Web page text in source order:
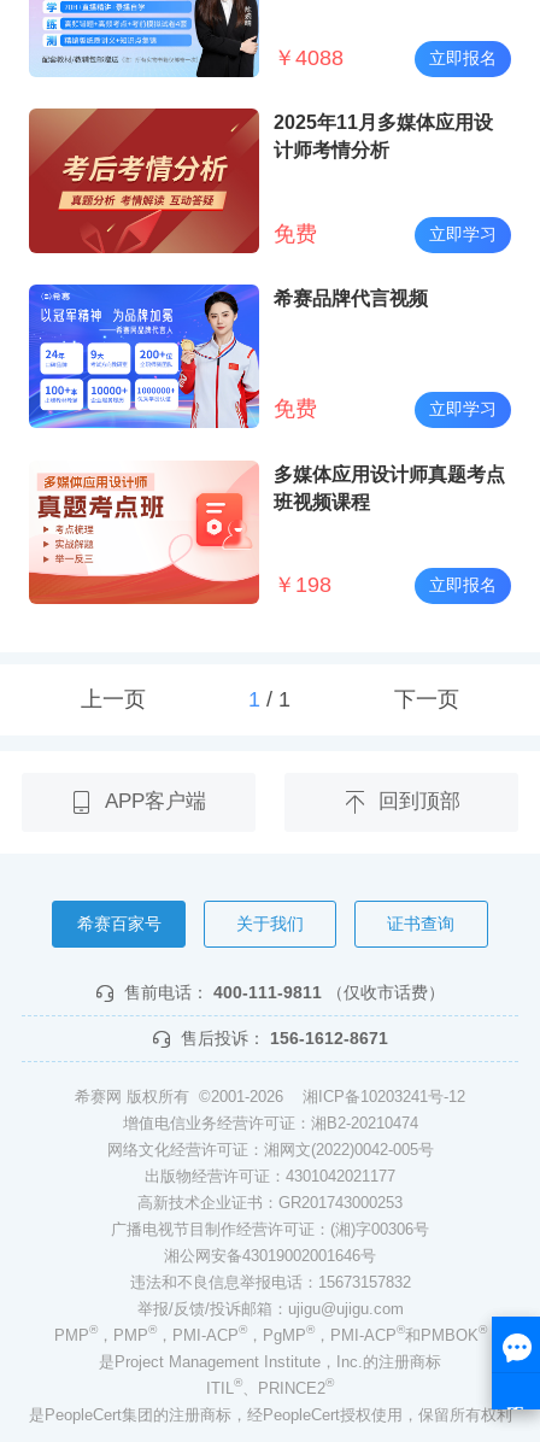
￥ 4088 立即报名
2025年11月多媒体应用设
计师考情分析
免费 立即学习
希赛品牌代言视频
免费 立即学习
多媒体应用设计师真题考点
班视频课程
￥ 198 立即报名
上一页 1/ 1 下一页
APP客户端 回到顶部
希赛百家号 关于我们 证书查询
售前电话： 400-111-9811 （仅收市话费）
售后投诉： 156-1612-8671
希赛网 版权所有 ©2001-2026 湘ICP备10203241号-12
增值电信业务经营许可证：湘B2-20210474
网络文化经营许可证：湘网文(2022)0042-005号
出版物经营许可证：4301042021177
高新技术企业证书：GR201743000253
广播电视节目制作经营许可证：(湘)字00306号
湘公网安备43019002001646号
违法和不良信息举报电话：15673157832
举报/反馈/投诉邮箱：ujigu@ujigu.com
PMP®，PMP®，PMI-ACP®，PgMP®，PMI-ACP®和PMBOK®
是Project Management Institute，Inc.的注册商标
ITIL
® 、PRINCE2®
是PeopleCert集团的注册商标，经PeopleCert授权使用，保留所有权利